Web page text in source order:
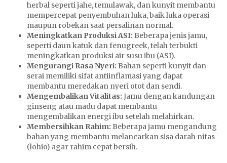
herbal seperti jahe, temulawak, dan kunyit membantu
mempercepat penyembuhan luka, baik luka operasi
maupun robekan saat persalinan normal.
Meningkatkan Produksi ASI: Beberapa jenis jamu,
seperti daun katuk dan fenugreek, telah terbukti
meningkatkan produksi air susu ibu (ASI).
Mengurangi Rasa Nyeri: Bahan seperti kunyit dan
serai memiliki sifat antiinflamasi yang dapat
membantu meredakan nyeri otot dan sendi.
Mengembalikan Vitalitas: Jamu dengan kandungan
ginseng atau madu dapat membantu
mengembalikan energi ibu setelah melahirkan.
Membersihkan Rahim: Beberapa jamu mengandung
bahan yang membantu melancarkan sisa darah nifas
(lohio) agar rahim cepat bersih.